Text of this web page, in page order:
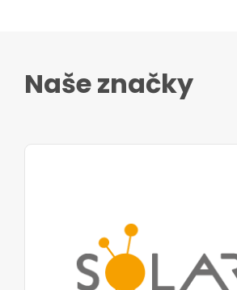
Naše značky